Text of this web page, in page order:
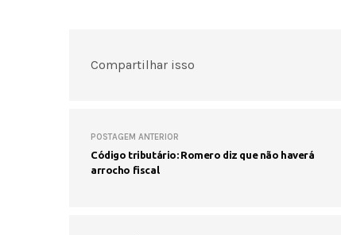
Compartilhar isso
POSTAGEM ANTERIOR
Código tributário: Romero diz que não haverá
arrocho fiscal